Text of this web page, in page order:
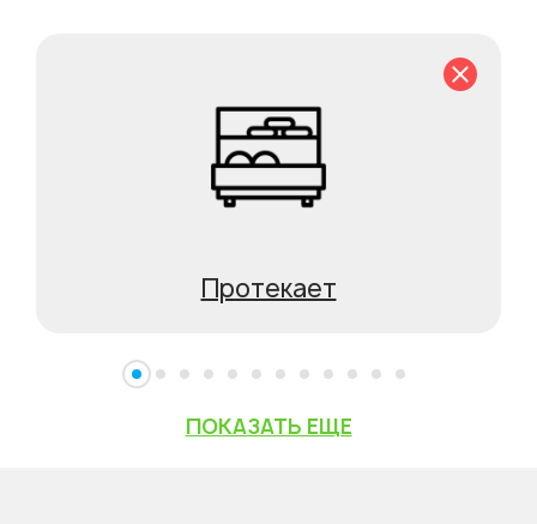
Протекает
ПОКАЗАТЬ ЕЩЕ